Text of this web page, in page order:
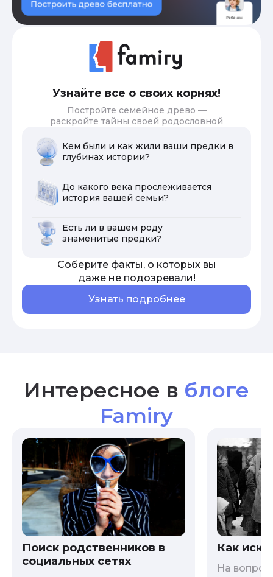
Узнайте все о своих корнях!
Постройте семейное древо —
раскройте тайны своей родословной
Кем были и как жили ваши предки в
глубинах истории?
До какого века прослеживается
история вашей семьи?
Есть ли в вашем роду
знаменитые предки?
Соберите факты, о которых вы
даже не подозревали!
Узнать подробнее
Интересное в блоге
Famiry
Поиск родственников в
социальных сетях
Как
На вопрос